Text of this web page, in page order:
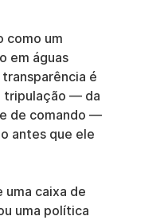
como um
em águas
é
tripulação — da
de comando —
antes que ele
uma caixa de
uma política